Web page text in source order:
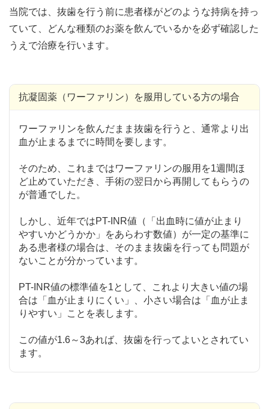
当院では、抜歯を行う前に患者様がどのような持病を持っ
ていて、どんな種類のお薬を飲んでいるかを必ず確認した
うえで治療を行います。
抗凝固薬（ワーファリン）を服用している方の場合
ワーファリンを飲んだまま抜歯を行うと、通常より出
血が止まるまでに時間を要します。
そのため、これまではワーファリンの服用を1週間ほ
ど止めていただき、手術の翌日から再開してもらうの
が普通でした。
しかし、近年ではPT-INR値（「出血時に値が止まり
やすいかどうかか」をあらわす数値）が一定の基準に
ある患者様の場合は、そのまま抜歯を行っても問題が
ないことが分かっています。
PT-INR値の標準値を1として、これより大きい値の場
合は「血が止まりにくい」、小さい場合は「血が止ま
りやすい」ことを表します。
この値が1.6～3あれば、抜歯を行ってよいとされてい
ます。